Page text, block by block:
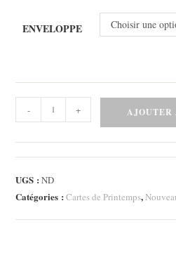
ENVELOPPE Choisir une
de
Carte
-
Pink
Strawberry
- + AJOUTER
UGS :ND
Catégories :Cartes de Printemps,